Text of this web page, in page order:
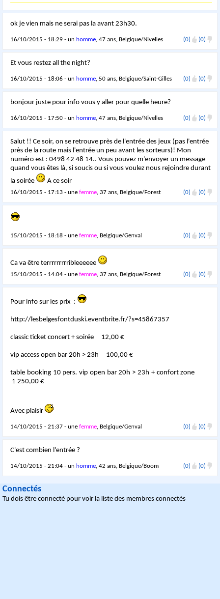
ok je vien mais ne serai pas la avant 23h30.
16/10/2015 - 18:29 - un homme, 47 ans, Belgique/Nivelles (0) (0)
Et vous restez all the night?
16/10/2015 - 18:06 - un homme, 50 ans, Belgique/Saint-Gilles (0) (0)
bonjour juste pour info vous y aller pour quelle heure?
16/10/2015 - 17:50 - un homme, 47 ans, Belgique/Nivelles (0) (0)
Salut !! Ce soir, on se retrouve près de l'entrée des jeux (pas l'entrée
près de la route mais l'entrée un peu avant les sorteurs)! Mon
numéro est : 0498 42 48 14.. Vous pouvez m'envoyer un message
quand vous êtes là, si soucis ou si vous voulez nous rejoindre durant
la soirée
A ce soir
16/10/2015 - 17:13 - unefemme, 37 ans, Belgique/Forest (0) (0)
15/10/2015 - 18:18 - unefemme, Belgique/Genval (0) (0)
Ca va être terrrrrrrrribleeeeee
15/10/2015 - 14:04 - unefemme, 37 ans, Belgique/Forest (0) (0)
Pour info sur les prix :
http://lesbelgesfontduski.eventbrite.fr/?s=45867357
classic ticket concert + soirée 12,00 €
vip access open bar 20h > 23h 100,00 €
table booking 10 pers. vip open bar 20h > 23h + confort zone
1 250,00 €
Avec plaisir
14/10/2015 - 21:37 - unefemme, Belgique/Genval (0) (0)
C'est combien l'entrée ?
14/10/2015 - 21:04 - un homme, 42 ans, Belgique/Boom (0) (0)
Connectés
Tu dois être connecté pour voir la liste des membres connectés